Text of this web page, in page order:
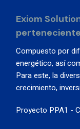
Exiom
Compuesto por
energético, así
Para este, la
crecimiento,
Proyecto PPA1 -